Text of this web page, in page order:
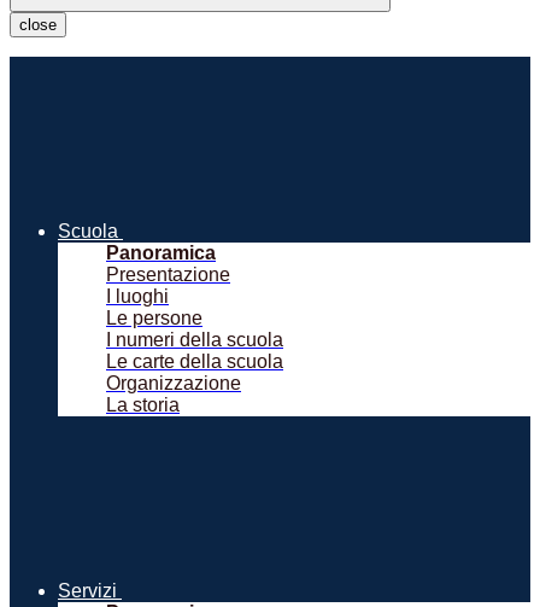
close
Scuola
Panoramica
Presentazione
I luoghi
Le persone
I numeri della scuola
Le carte della scuola
Organizzazione
La storia
Servizi